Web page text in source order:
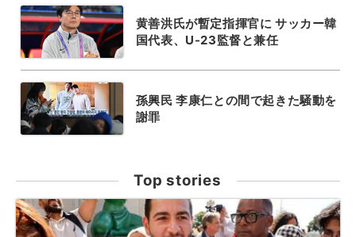
黄善洪氏が暫定指揮官に サッカー韓
国代表、U-23監督と兼任
孫興民 李康仁との間で起きた騒動を
謝罪
Top stories